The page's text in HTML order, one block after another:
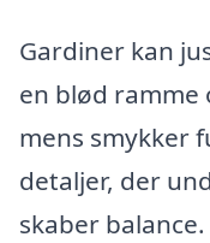
Gardiner kan
en blød
mens smykker
detaljer, der
skaber